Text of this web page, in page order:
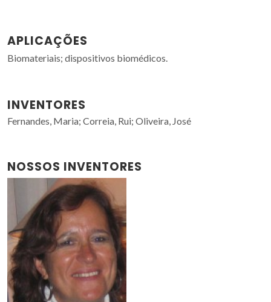
APLICAÇÕES
Biomateriais; dispositivos biomédicos.
INVENTORES
Fernandes, Maria; Correia, Rui; Oliveira, José
NOSSOS INVENTORES